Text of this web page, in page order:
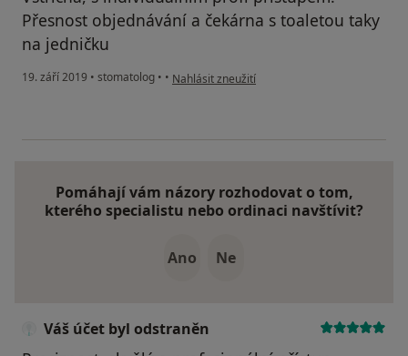
Přesnost objednávání a čekárna s toaletou taky
na jedničku
19. září 2019 • stomatolog • • podle názoru uživatele Váš účet byl odstraněn
Nahlásit zneužití
Pomáhají vám názory rozhodovat o tom,
kterého specialistu nebo ordinaci navštívit?
Ano Ne
Váš účet byl odstraněn